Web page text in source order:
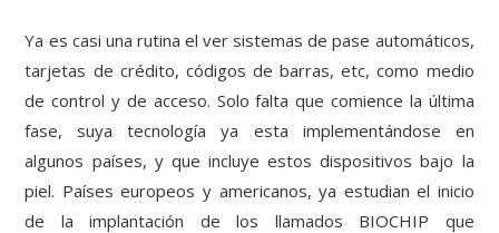
Ya es casi una rutina el ver sistemas de pase automáticos,
tarjetas de crédito, códigos de barras, etc, como medio
de control y de acceso. Solo falta que comience la última
fase, suya tecnología ya esta implementándose en
algunos países, y que incluye estos dispositivos bajo la
piel. Países europeos y americanos, ya estudian el inicio
de la implantación de los llamados BIOCHIP que